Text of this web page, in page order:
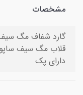
مشخصات
گارد شفاف مگ سیف
دارای پک